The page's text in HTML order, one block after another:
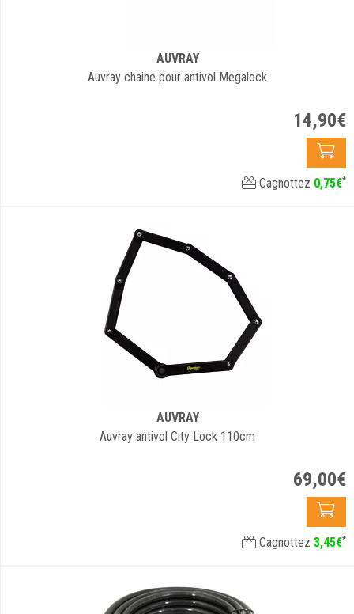
AUVRAY
Auvray chaine pour antivol Megalock
14,90€
Cagnottez 0,75€*
AUVRAY
Auvray antivol City Lock 110cm
69,00€
Cagnottez 3,45€*